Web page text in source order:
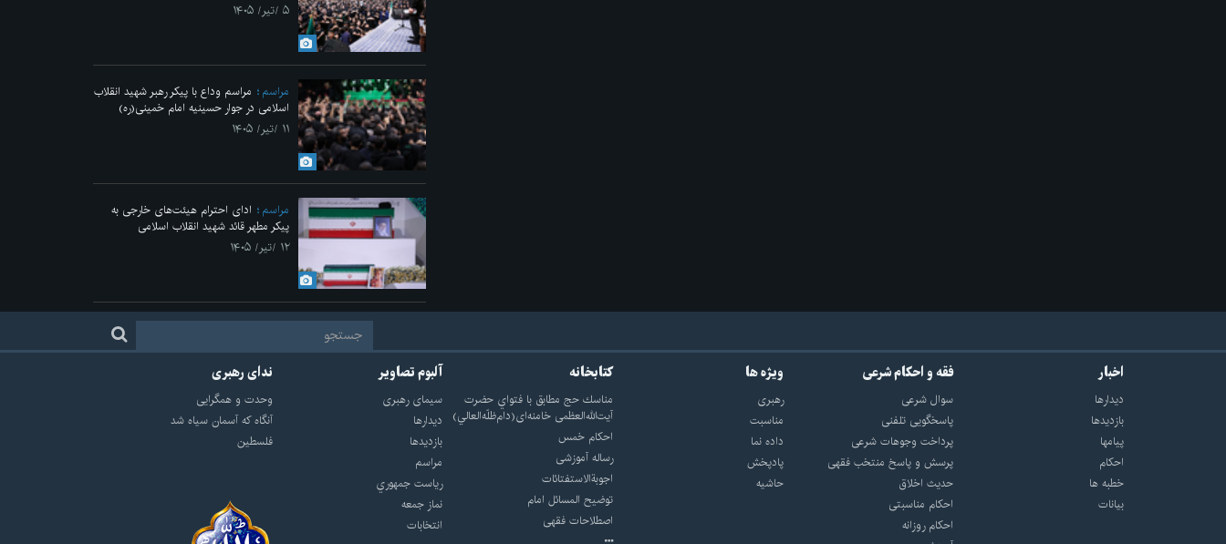
۵ /تیر/ ۱۴۰۵
مراسم
مراسم وداع با پیکر رهبر شهید انقلاب
اسلامی در جوار حسینیه امام خمینی(ره)
۱۱ /تیر/ ۱۴۰۵
مراسم
ادای احترام هیئت‌های خارجی به
پیکر مطهر قائد شهید انقلاب اسلامی
۱۲ /تیر/ ۱۴۰۵
اخبار
دیدارها
بازديدها
پيامها
احكام
خطبه ها
بیانات
فقه و احکام شرعی
سوال شرعی
پاسخگویی تلفنی
پرداخت وجوهات شرعی
پرسش و پاسخ منتخب فقهی
حدیث اخلاق
احکام مناسبتی
احکام روزانه
ویژه ها
رهبری
مناسبت
داده نما
پادپخش
حاشیه
کتابخانه
مناسك حج مطابق با فتواي حضرت
آيت‌الله‌العظمى خامنه‌اى(دام‌ظلّه‌العالي)
احکام خمس
رساله آموزشی
اجوبة‌الاستفتائات
توضيح المسائل امام
اصطلاحات فقهى
آلبوم تصاویر
سيماى رهبرى
ديدارها
بازديدها
مراسم
رياست جمهوري
نماز جمعه
انتخابات
ندای رهبری
وحدت و همگرایی
آنگاه که آسمان سیاه شد
فلسطین